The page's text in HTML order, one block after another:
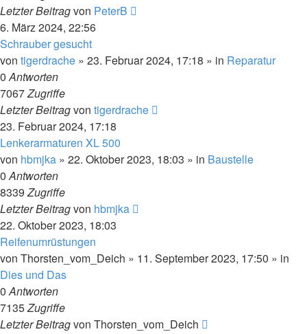
Letzter Beitragvon PeterB
6. März 2024, 22:56
Schrauber gesucht
von tigerdrache » 23. Februar 2024, 17:18 » in Reparatur
0Antworten
7067Zugriffe
Letzter Beitragvon tigerdrache
23. Februar 2024, 17:18
Lenkerarmaturen XL 500
von hbmjka » 22. Oktober 2023, 18:03 » in Baustelle
0Antworten
8339Zugriffe
Letzter Beitragvon hbmjka
22. Oktober 2023, 18:03
Reifenumrüstungen
von Thorsten_vom_Deich » 11. September 2023, 17:50 » in
Dies und Das
0Antworten
7135Zugriffe
Letzter Beitragvon Thorsten_vom_Deich